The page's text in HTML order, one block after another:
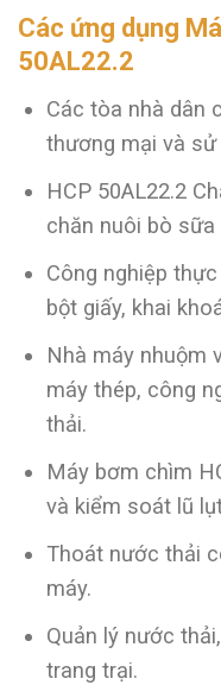
Các ứng dụng
50AL22.2
Các tòa nhà dân
thương mại và sử
HCP 50AL22.2
chăn nuôi bò
Công nghiệp
bột giấy, khai
Nhà máy nhuộm
máy thép, công
thải.
Máy bơm chìm
và kiểm soát lũ
Thoát nước thải
máy.
Quản lý nước
trang trại.